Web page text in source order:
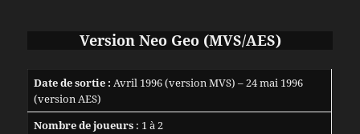
Version Neo Geo (MVS/AES)
Date de sortie : Avril 1996 (version MVS) – 24 mai 1996
(version AES)
Nombre de joueurs: 1 à 2